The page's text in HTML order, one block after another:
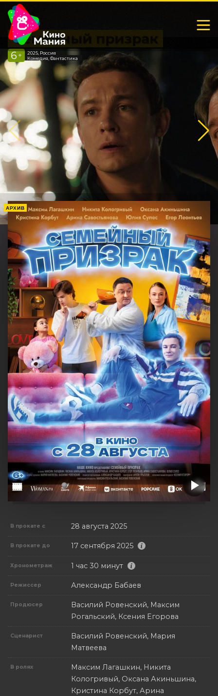
Семейный призрак
6 +
2025, Россия
Комедия, Фантастика
АРХИВ
В прокате с 28 августа 2025
В прокате до 17 сентября 2025
Хронометраж 1 час 30 минут
Режиссер Александр Бабаев
Продюсер
Василий Ровенский, Максим
Рогальский, Ксения Егорова
Сценарист
Василий Ровенский, Мария
Матвеева
В ролях
Максим Лагашкин, Никита
Кологривый, Оксана Акиньшина,
Кристина Корбут, Арина